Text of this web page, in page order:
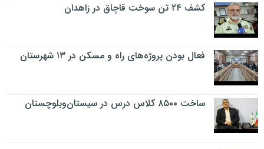
کشف ۲۴ تن سوخت قاچاق در زاهدان
فعال بودن پروژه‌های راه و مسکن در ۱۳ شهرستان
ساخت ۸۵۰۰ کلاس درس در سیستان‌وبلوچستان